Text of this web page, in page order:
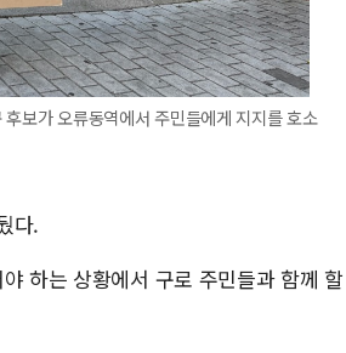
보가 오류동역에서 주민들에게 지지를 호소
다.
하는 상황에서 구로 주민들과 함께 할